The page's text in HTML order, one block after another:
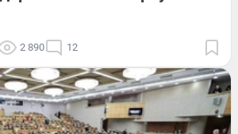
2 890 12